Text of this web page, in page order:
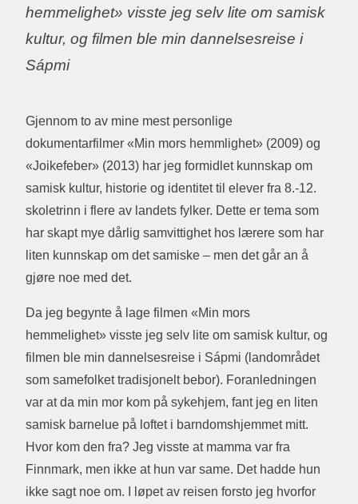
hemmelighet» visste jeg selv lite om samisk
kultur, og filmen ble min dannelsesreise i
Sápmi
Gjennom to av mine mest personlige
dokumentarfilmer «Min mors hemmlighet» (2009) og
«Joikefeber» (2013) har jeg formidlet kunnskap om
samisk kultur, historie og identitet til elever fra 8.-12.
skoletrinn i flere av landets fylker. Dette er tema som
har skapt mye dårlig samvittighet hos lærere som har
liten kunnskap om det samiske – men det går an å
gjøre noe med det.
Da jeg begynte å lage filmen «Min mors
hemmelighet» visste jeg selv lite om samisk kultur, og
filmen ble min dannelsesreise i Sápmi (landområdet
som samefolket tradisjonelt bebor). Foranledningen
var at da min mor kom på sykehjem, fant jeg en liten
samisk barnelue på loftet i barndomshjemmet mitt.
Hvor kom den fra? Jeg visste at mamma var fra
Finnmark, men ikke at hun var same. Det hadde hun
ikke sagt noe om. I løpet av reisen forsto jeg hvorfor